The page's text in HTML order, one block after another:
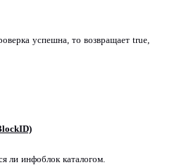
успешна, то возвращает true,
ли инфоблок каталогом.